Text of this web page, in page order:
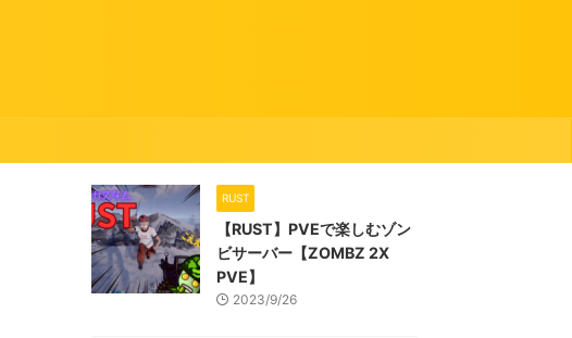
RUST
【RUST】PVEで楽しむゾン
ビサーバー【ZOMBZ 2X
PVE】
2023/9/26